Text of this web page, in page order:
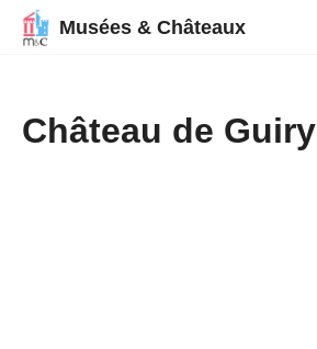
Musées & Châteaux
Château de Guiry